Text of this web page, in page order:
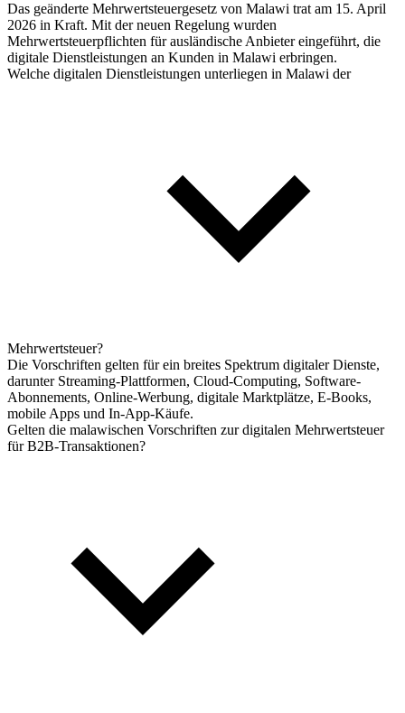
Das geänderte Mehrwertsteuergesetz von Malawi trat am 15. April
2026 in Kraft. Mit der neuen Regelung wurden
Mehrwertsteuerpflichten für ausländische Anbieter eingeführt, die
digitale Dienstleistungen an Kunden in Malawi erbringen.
Welche digitalen Dienstleistungen unterliegen in Malawi der
Mehrwertsteuer?
Die Vorschriften gelten für ein breites Spektrum digitaler Dienste,
darunter Streaming-Plattformen, Cloud-Computing, Software-
Abonnements, Online-Werbung, digitale Marktplätze, E-Books,
mobile Apps und In-App-Käufe.
Gelten die malawischen Vorschriften zur digitalen Mehrwertsteuer
für B2B-Transaktionen?